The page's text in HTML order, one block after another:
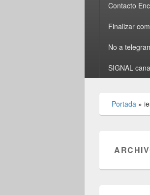
Contacto
Finalizar
No a
SIGNAL
Portada »